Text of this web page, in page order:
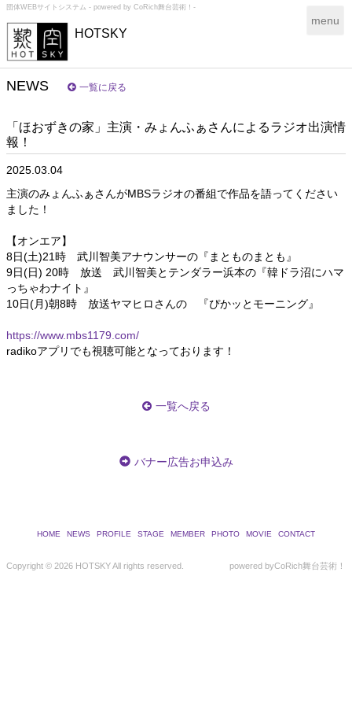
団体WEBサイトシステム - powered by CoRich舞台芸術！-
HOTSKY
T
g
a
a
menu
NEWS 一覧に戻る
「ほおずきの家」主演・みょんふぁさんによるラジオ出演情
報！
2025.03.04
主演のみょんふぁさんがMBSラジオの番組で作品を語ってください
ました！
【オンエア】
8日(土)21時 武川智美アナウンサーの『まとものまとも』
9日(日) 20時 放送 武川智美とテンダラー浜本の『韓ドラ沼にハマ
っちゃわナイト』
10日(月)朝8時 放送ヤマヒロさんの 『ぴかッとモーニング』
https://www.mbs1179.com/
radikoアプリでも視聴可能となっております！
一覧へ戻る
バナー広告お申込み
HOME NEWS PROFILE STAGE MEMBER PHOTO MOVIE CONTACT
Copyright © 2026 HOTSKY All rights reserved. powered byCoRich舞台芸術！